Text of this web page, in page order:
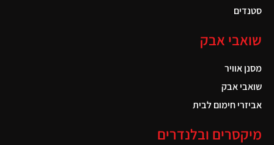
סטנדים
שואבי אבק
מסנן אוויר
שואבי אבק
אביזרי חימום לבית
מיקסרים ובלנדרים